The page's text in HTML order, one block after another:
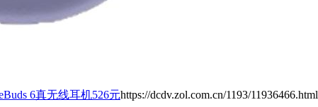
6真无线耳机526元https://dcdv.zol.com.cn/1193/11936466.html